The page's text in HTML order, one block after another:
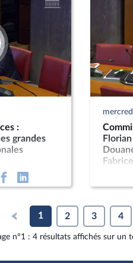
:
grandes
1 2 3 4
n°1 : 4 résultats affichés sur un